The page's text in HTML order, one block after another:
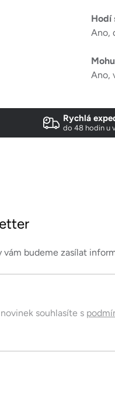
Hodí
Ano,
Ano,
Rychlá
do 48 hodin u
budeme zasílat
souhlasíte s